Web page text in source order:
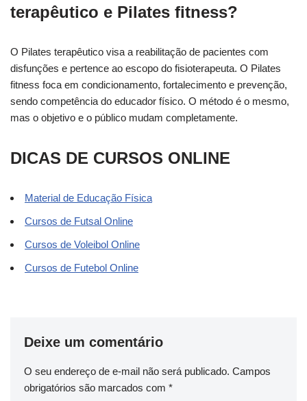
terapêutico e Pilates fitness?
O Pilates terapêutico visa a reabilitação de pacientes com
disfunções e pertence ao escopo do fisioterapeuta. O Pilates
fitness foca em condicionamento, fortalecimento e prevenção,
sendo competência do educador físico. O método é o mesmo,
mas o objetivo e o público mudam completamente.
DICAS DE CURSOS ONLINE
Material de Educação Física
Cursos de Futsal Online
Cursos de Voleibol Online
Cursos de Futebol Online
Deixe um comentário
O seu endereço de e-mail não será publicado. Campos
obrigatórios são marcados com *